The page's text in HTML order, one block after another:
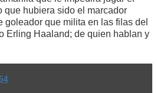
que hubiera sido el marcador
goleador que milita en las filas del
Erling Haaland; de quien hablan y